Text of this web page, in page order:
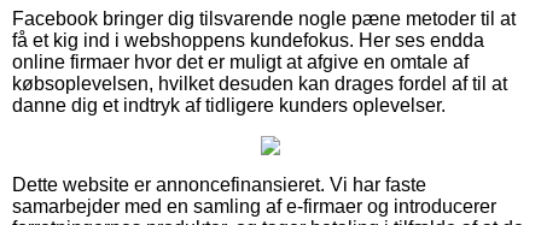
Facebook bringer dig tilsvarende nogle pæne metoder til at
få et kig ind i webshoppens kundefokus. Her ses endda
online firmaer hvor det er muligt at afgive en omtale af
købsoplevelsen, hvilket desuden kan drages fordel af til at
danne dig et indtryk af tidligere kunders oplevelser.
Dette website er annoncefinansieret. Vi har faste
samarbejder med en samling af e-firmaer og introducerer